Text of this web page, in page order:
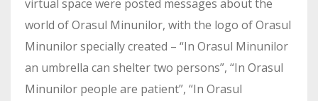
virtual space were posted messages about the
world of Orasul Minunilor, with the logo of Orasul
Minunilor specially created – “In Orasul Minunilor
an umbrella can shelter two persons”, “In Orasul
Minunilor people are patient”, “In Orasul